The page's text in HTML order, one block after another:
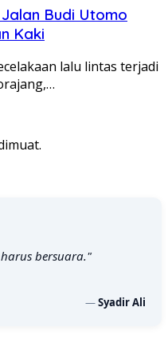
Budi Utomo
Kaki
lalu lintas terjadi
bersuara."
—Syadir Ali